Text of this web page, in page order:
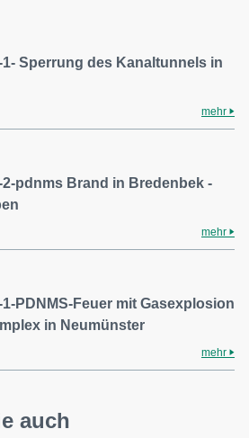
1- Sperrung des Kanaltunnels in
mehr
2-pdnms Brand in Bredenbek -
mehr
1-PDNMS-Feuer mit Gasexplosion
in Neumünster
mehr
auch